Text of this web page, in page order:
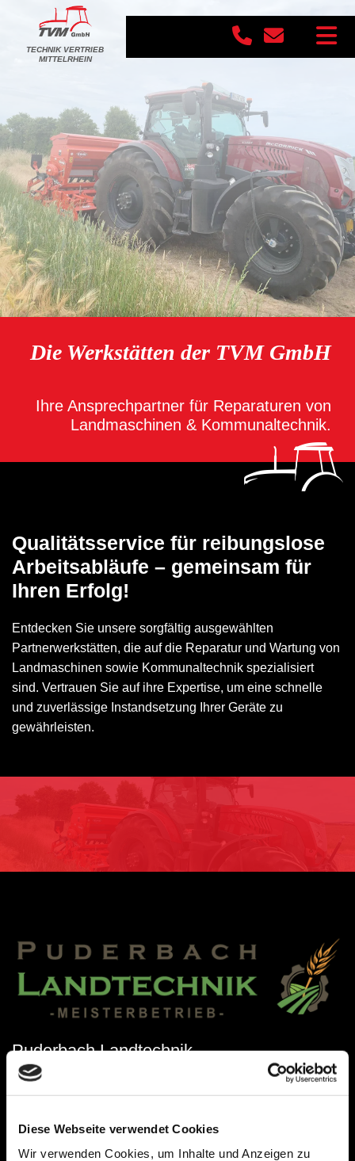
Diese Webseite verwendet Cookies
Wir verwenden Cookies, um Inhalte und Anzeigen zu
TECHNIK VERTRIEB
MITTELRHEIN
Die Werkstätten der TVM GmbH
Ihre Ansprechpartner für Reparaturen von
Landmaschinen & Kommunaltechnik.
Qualitätsservice für reibungslose
Arbeitsabläufe – gemeinsam für
Ihren Erfolg!
Entdecken Sie unsere sorgfältig ausgewählten
Partnerwerkstätten, die auf die Reparatur und Wartung von
Landmaschinen sowie Kommunaltechnik spezialisiert
sind. Vertrauen Sie auf ihre Expertise, um eine schnelle
und zuverlässige Instandsetzung Ihrer Geräte zu
gewährleisten.
Puderbach Landtechnik
- Meisterbetrieb -